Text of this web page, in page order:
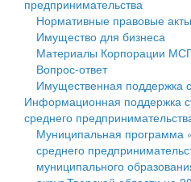
Государственные услуги
Промышленность и АПК
Экономика и бизнес
...
Символика
Устав
Гостям округа
Туризм
Культура
муниципального округа
Администрация Кашинского
Тверской области
Управление сельскими
Открытые данные
Финансовое управление
Бюджет для граждан
Имущество
Выявление
объектов недвижимости
предпринимательства
Нормативные правовые акты
Имущество для бизнеса
Материалы Корпорации
Вопрос-ответ
Имущественная поддержка
Информационная поддержка
среднего
Муниципальная программа
среднего
муниципального